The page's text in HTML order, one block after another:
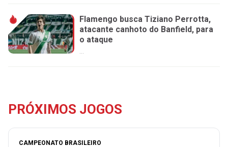
Flamengo busca Tiziano Perrotta,
atacante canhoto do Banfield, para
o ataque
PRÓXIMOS JOGOS
CAMPEONATO BRASILEIRO